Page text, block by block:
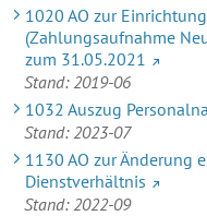
1020 AO zur
(Zahlungsaufnahme
zum 31.05.2021
Stand: 2019-06
1032 Auszug
Stand: 2023-07
1130 AO zur Änderung
Dienstverhältnis
Stand: 2022-09